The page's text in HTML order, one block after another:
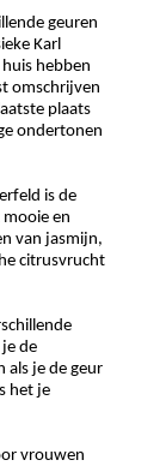
geuren
Karl
huis hebben
omschrijven
plaats
ondertonen
is de
mooie en
van jasmijn,
citrusvrucht
de
als je de geur
het je
vrouwen